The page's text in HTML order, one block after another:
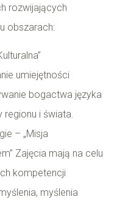
rozwijających
obszarach:
umiejętności
bogactwa języka
regionu i świata.
– „Misja
Zajęcia mają na celu
kompetencji
myślenia